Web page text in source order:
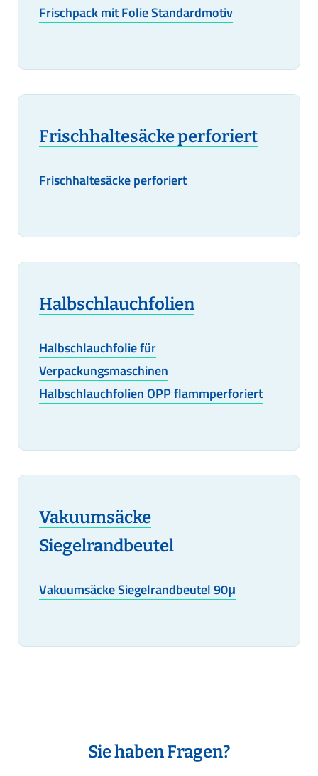
Frischpack mit Folie Standardmotiv
Frischhaltesäcke perforiert
Frischhaltesäcke perforiert
Halbschlauchfolien
Halbschlauchfolie für
Verpackungsmaschinen
Halbschlauchfolien OPP flammperforiert
Vakuumsäcke
Siegelrandbeutel
Vakuumsäcke Siegelrandbeutel 90μ
Sie haben Fragen?